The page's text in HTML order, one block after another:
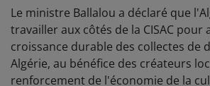
Le ministre Ballalou a déclaré que
travailler aux côtés de la CISAC pour
croissance durable des collectes de
Algérie, au bénéfice des créateurs
renforcement de l'économie de la